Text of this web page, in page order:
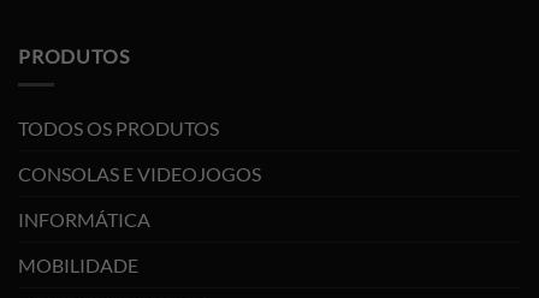
PRODUTOS
TODOS OS PRODUTOS
CONSOLAS E VIDEOJOGOS
INFORMÁTICA
MOBILIDADE